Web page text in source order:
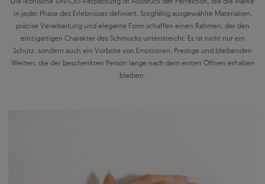
in jeder Phase des Erlebnisses definiert. Sorgfältig ausgewählte Materialien,
präzise Verarbeitung und elegante Form schaffen einen Rahmen, der den
einzigartigen Charakter des Schmucks unterstreicht. Es ist nicht nur ein
Schutz, sondern auch ein Vorbote von Emotionen, Prestige und bleibenden
Werten, die der beschenkten Person lange nach dem ersten Öffnen erhalten
bleiben.